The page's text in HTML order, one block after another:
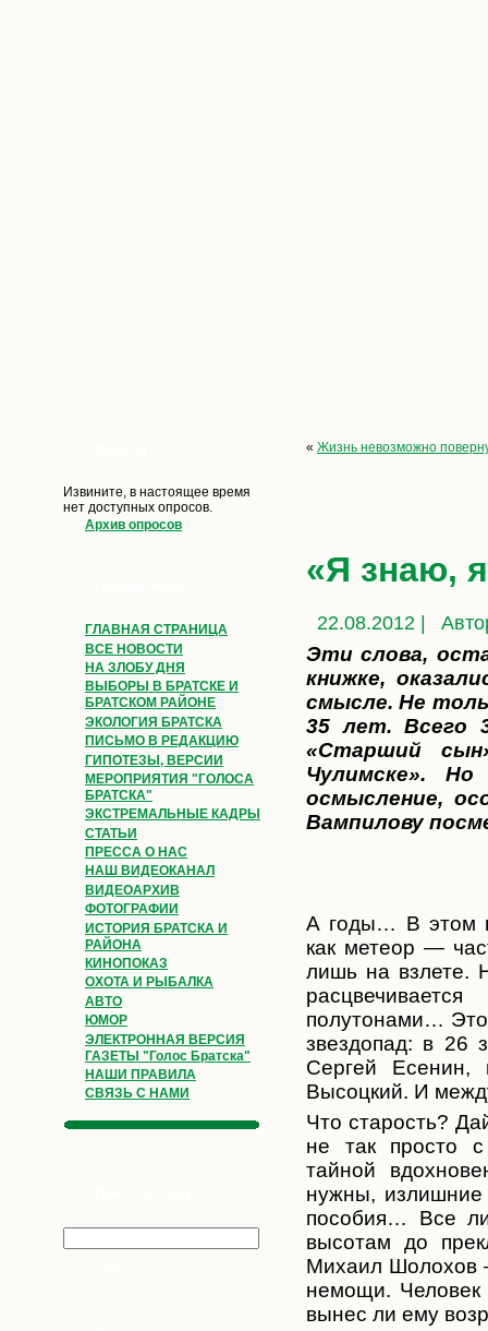
Извините, в настоящее время
нет доступных опросов.
Архив опросов
ГЛАВНАЯ СТРАНИЦА
ВСЕ НОВОСТИ
НА ЗЛОБУ ДНЯ
ВЫБОРЫ В БРАТСКЕ И
БРАТСКОМ РАЙОНЕ
ЭКОЛОГИЯ БРАТСКА
ПИСЬМО В РЕДАКЦИЮ
ГИПОТЕЗЫ, ВЕРСИИ
МЕРОПРИЯТИЯ "ГОЛОСА
БРАТСКА"
ЭКСТРЕМАЛЬНЫЕ КАДРЫ
СТАТЬИ
ПРЕССА О НАС
НАШ ВИДЕОКАНАЛ
ВИДЕОАРХИВ
ФОТОГРАФИИ
ИСТОРИЯ БРАТСКА И
РАЙОНА
КИНОПОКАЗ
ОХОТА И РЫБАЛКА
АВТО
ЮМОР
ЭЛЕКТРОННАЯ ВЕРСИЯ
ГАЗЕТЫ "Голос Братска"
НАШИ ПРАВИЛА
СВЯЗЬ С НАМИ
« Жизнь невозможно
«Я знаю,
22.08.2012 |
Эти слова,
книжке,
смысле. Не
35 лет. Всего
«Старший
Чулимске».
осмысление,
Вампилову
А годы… В этом
как метеор —
лишь на взлете.
полутонами…
звездопад: в 26
Сергей
Высоцкий. И
Что старость?
не так просто
тайной
нужны, излишние
пособия… Все
высотам до
Михаил Шолохов
немощи. Человек
вынес ли ему